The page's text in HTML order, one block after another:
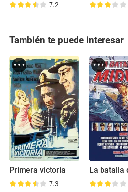
7.2
También te puede interesar
Primera victoria
7.3